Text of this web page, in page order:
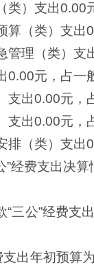
类）支出0.00
算（类）支
管理（类）
0.00元，占一
支出0.00元，
支出0.00元，
排（类）支
”经费支出决
“三公”经费支
出年初预算